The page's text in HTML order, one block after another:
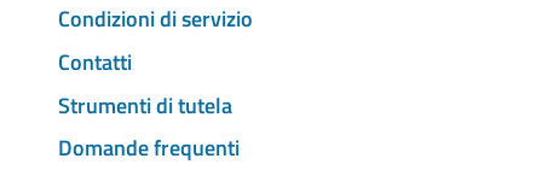
Condizioni di servizio
Contatti
Strumenti di tutela
Domande frequenti